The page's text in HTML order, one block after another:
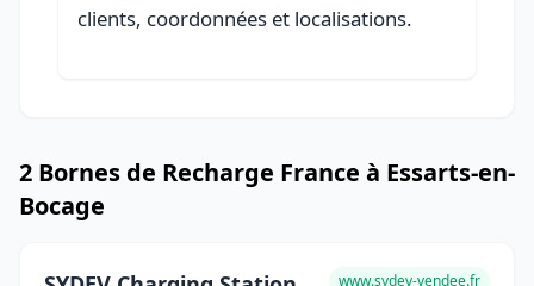
clients, coordonnées et localisations.
2 Bornes de Recharge France à Essarts-en-
Bocage
www.sydev-vendee.fr